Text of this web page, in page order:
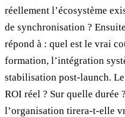
réellement l’écosystème
de synchronisation ?
répond à : quel est le vrai
formation, l’intégration
stabilisation post-launch.
ROI réel ? Sur quelle durée
l’organisation tirera-t-elle